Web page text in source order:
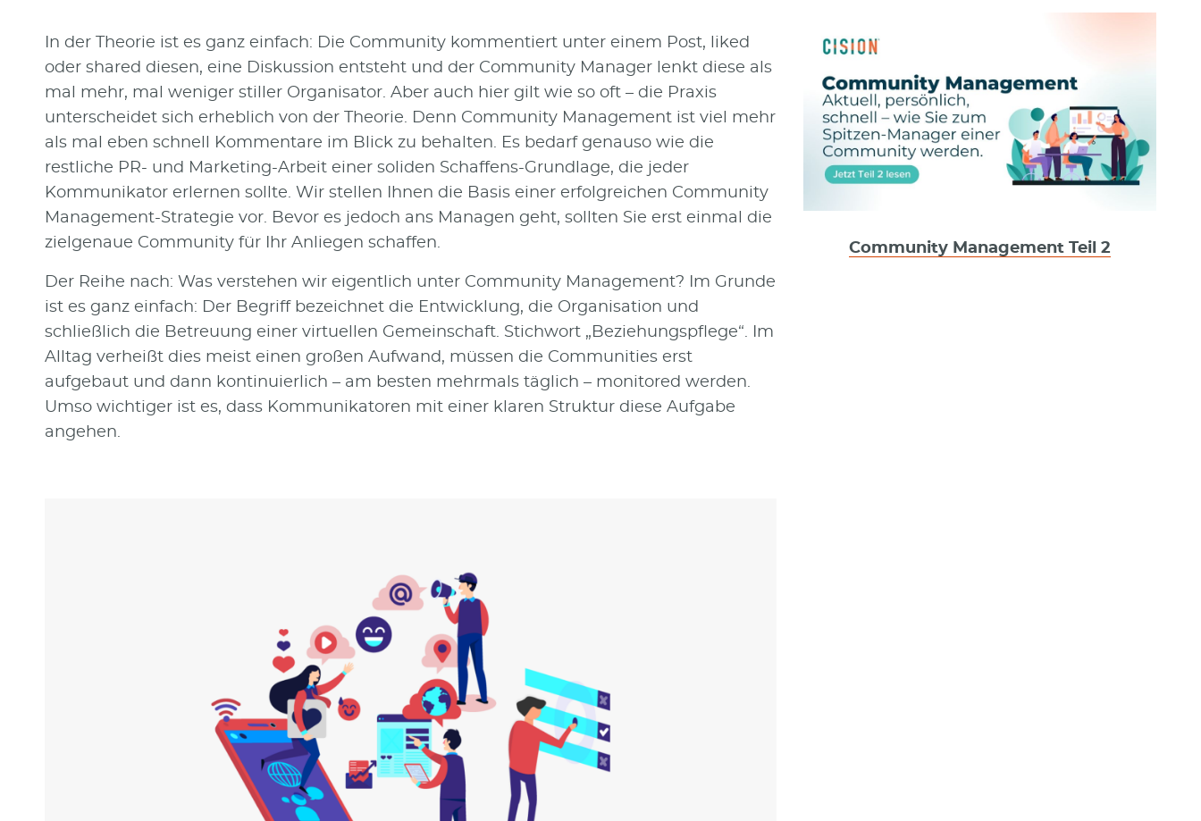
In der Theorie ist es ganz einfach: Die Community kommentiert unter einem Post, liked
oder shared diesen, eine Diskussion entsteht und der Community Manager lenkt diese als
mal mehr, mal weniger stiller Organisator. Aber auch hier gilt wie so oft – die Praxis
unterscheidet sich erheblich von der Theorie. Denn Community Management ist viel mehr
als mal eben schnell Kommentare im Blick zu behalten. Es bedarf genauso wie die
restliche PR- und Marketing-Arbeit einer soliden Schaffens-Grundlage, die jeder
Kommunikator erlernen sollte. Wir stellen Ihnen die Basis einer erfolgreichen Community
Management-Strategie vor. Bevor es jedoch ans Managen geht, sollten Sie erst einmal die
zielgenaue Community für Ihr Anliegen schaffen.
Der Reihe nach: Was verstehen wir eigentlich unter Community Management? Im Grunde
ist es ganz einfach: Der Begriff bezeichnet die Entwicklung, die Organisation und
schließlich die Betreuung einer virtuellen Gemeinschaft. Stichwort „Beziehungspflege“. Im
Alltag verheißt dies meist einen großen Aufwand, müssen die Communities erst
aufgebaut und dann kontinuierlich – am besten mehrmals täglich – monitored werden.
Umso wichtiger ist es, dass Kommunikatoren mit einer klaren Struktur diese Aufgabe
angehen.
Community Management Teil 2